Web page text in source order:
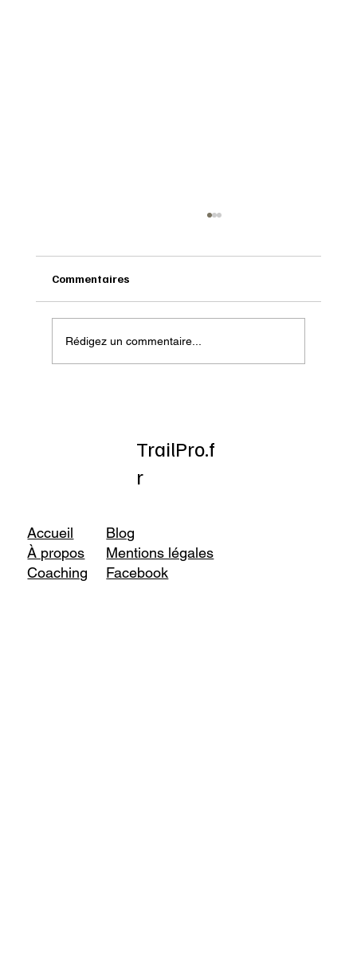
Onatera : Pour affronter l’hiver
Commentaires
Rédigez un commentaire...
TrailPro.f
r
Accueil
À propos
Coaching
Blog
Mentions légales
Facebook